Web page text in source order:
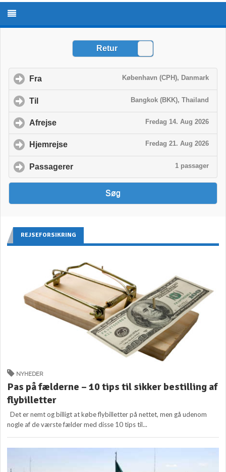
REJSEFORSIKRING
NYHEDER
Pas på fælderne – 10 tips til sikker bestilling af
flybilletter
Det er nemt og billigt at købe flybilletter på nettet, men gå udenom
nogle af de værste fælder med disse 10 tips til...